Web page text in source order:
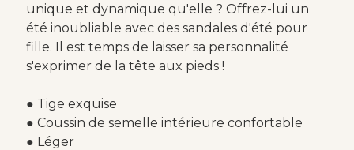
unique et dynamique qu'elle ? Offrez-lui un
été inoubliable avec des sandales d'été pour
fille. Il est temps de laisser sa personnalité
s'exprimer de la tête aux pieds !
● Tige exquise
● Coussin de semelle intérieure confortable
● Léger